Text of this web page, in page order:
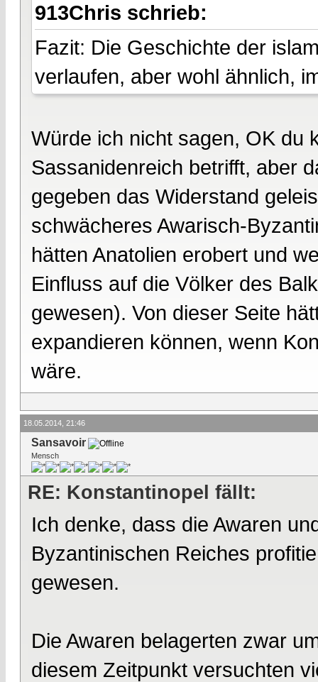
913Chris schrieb:
Fazit: Die Geschichte der
verlaufen, aber wohl ähnlich,
Würde ich nicht sagen, OK du
Sassanidenreich betrifft, aber
gegeben das Widerstand
schwächeres Awarisch-
hätten Anatolien erobert und
Einfluss auf die Völker des
gewesen). Von dieser Seite
expandieren können, wenn
wäre.
18.05.2014, 21:46
Sansavoir
Mensch
RE: Konstantinopel fällt:
Ich denke, dass die Awaren
Byzantinischen Reiches
gewesen.
Die Awaren belagerten zwar
diesem Zeitpunkt versuchten